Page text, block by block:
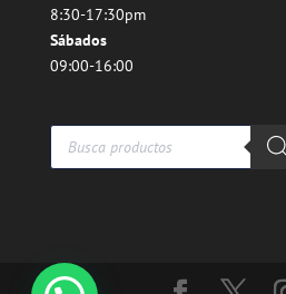
8:30-17:30pm
Sábados
09:00-16:00
Búsqueda
productos